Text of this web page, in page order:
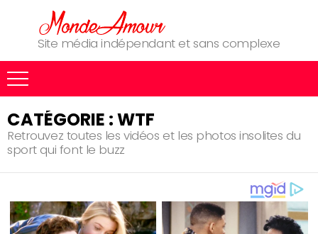
Site média indépendant et sans complexe
CATÉGORIE : WTF
Retrouvez toutes les vidéos et les photos insolites du
sport qui font le buzz